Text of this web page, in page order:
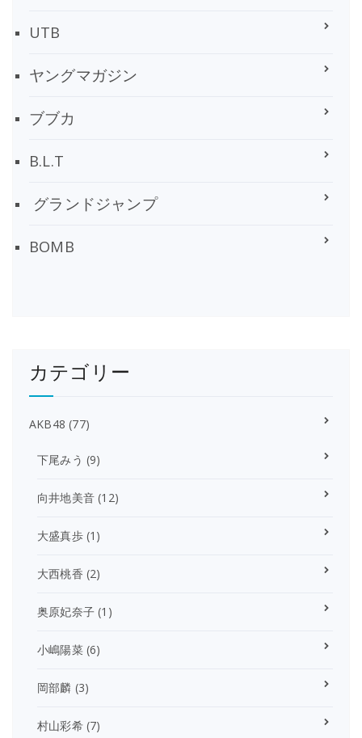
UTB
ヤングマガジン
ブブカ
B.L.T
グランドジャンプ
BOMB
カテゴリー
AKB48 (77)
下尾みう (9)
向井地美音 (12)
大盛真歩(1)
大西桃香 (2)
奥原妃奈子 (1)
小嶋陽菜(6)
岡部麟 (3)
村山彩希(7)